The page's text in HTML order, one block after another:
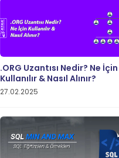
.ORG Uzantısı Nedir? Ne İçin
Kullanılır & Nasıl Alınır?
27.02.2025